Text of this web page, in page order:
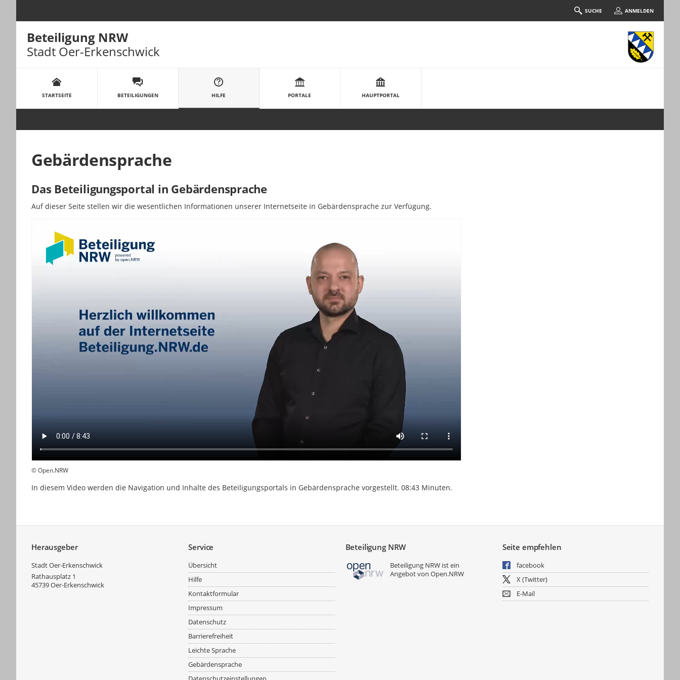
SUCHE ANMELDEN
Beteiligung NRW
Stadt Oer-Erkenschwick
STARTSEITE BETEILIGUNGEN HILFE PORTALE HAUPTPORTAL
Gebärdensprache
Das Beteiligungsportal in Gebärdensprache
Auf dieser Seite stellen wir die we­sent­lichen In­for­ma­tionen unserer In­ter­netseite in Ge­bär­den­sprache zur Ver­fügung.
© Open.NRW
In diesem Video werden die Navigation und Inhalte des Beteiligungsportals in Gebärdensprache vorgestellt. 08:43 Minuten.
Herausgeber
Stadt Oer-Erkenschwick
Rathausplatz 1
45739Oer-Erkenschwick
Service
Übersicht
Hilfe
Kontaktformular
Impressum
Datenschutz
Barrierefreiheit
Leichte Sprache
Gebärdensprache
Beteiligung NRW
Beteiligung NRW ist ein
Angebot vonOpen.NRW
Seite empfehlen
facebook
X (Twitter)
E-Mail